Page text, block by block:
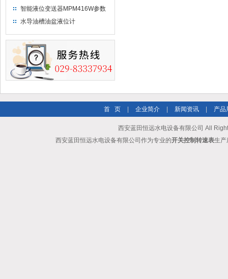
选购方法
智能液位变送器MPM416W参数
水导油槽油盆液位计
首 页 企业简介 新闻资讯 产品
西安蓝田恒远水电设备有限公司 All
西安蓝田恒远水电设备有限公司作为专业的开关控制转速表生产